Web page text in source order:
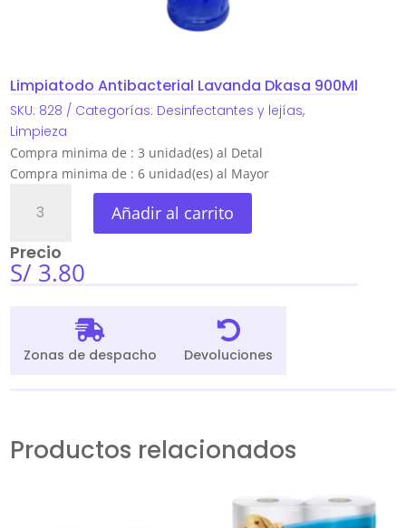
Limpiatodo Antibacterial Lavanda Dkasa 900Ml
SKU: 828 Categorías: Desinfectantes y lejías,
Limpieza
Compra minima de : 3 unidad(es) al Detal
Compra minima de : 6 unidad(es) al Mayor
Antibacterial
Dkasa
900Ml
Añadir al carrito
Precio
S/ 3.80

Zonas de despacho

Devoluciones
Productos relacionados